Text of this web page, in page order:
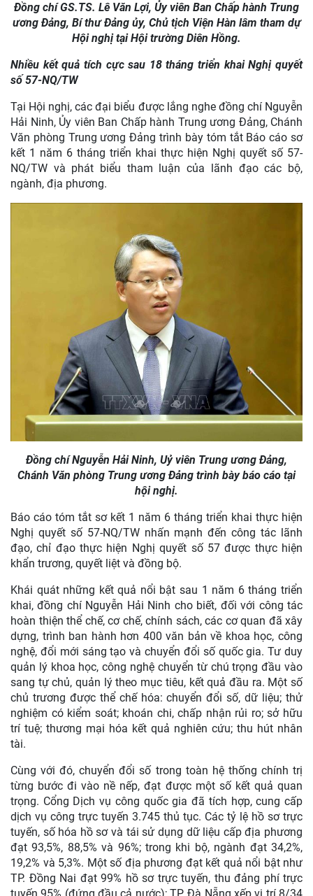
Đồng chí GS.TS. Lê Văn Lợi, Ủy viên Ban Chấp hành Trung
ương Đảng, Bí thư Đảng ủy, Chủ tịch Viện Hàn lâm tham dự
Hội nghị tại Hội trường Diên Hồng.
Nhiều kết quả tích cực sau 18 tháng triển khai Nghị quyết
số 57-NQ/TW
Tại Hội nghị, các đại biểu được lắng nghe đồng chí Nguyễn
Hải Ninh, Ủy viên Ban Chấp hành Trung ương Đảng, Chánh
Văn phòng Trung ương Đảng trình bày tóm tắt Báo cáo sơ
kết 1 năm 6 tháng triển khai thực hiện Nghị quyết số 57-
NQ/TW và phát biểu tham luận của lãnh đạo các bộ,
ngành, địa phương.
Đồng chí Nguyễn Hải Ninh, Uỷ viên Trung ương Đảng,
Chánh Văn phòng Trung ương Đảng trình bày báo cáo tại
hội nghị.
Báo cáo tóm tắt sơ kết 1 năm 6 tháng triển khai thực hiện
Nghị quyết số 57-NQ/TW nhấn mạnh đến công tác lãnh
đạo, chỉ đạo thực hiện Nghị quyết số 57 được thực hiện
khẩn trương, quyết liệt và đồng bộ.
Khái quát những kết quả nổi bật sau 1 năm 6 tháng triển
khai, đồng chí Nguyễn Hải Ninh cho biết, đối với công tác
hoàn thiện thể chế, cơ chế, chính sách, các cơ quan đã xây
dựng, trình ban hành hơn 400 văn bản về khoa học, công
nghệ, đổi mới sáng tạo và chuyển đổi số quốc gia. Tư duy
quản lý khoa học, công nghệ chuyển từ chú trọng đầu vào
sang tự chủ, quản lý theo mục tiêu, kết quả đầu ra. Một số
chủ trương được thể chế hóa: chuyển đổi số, dữ liệu; thử
nghiệm có kiểm soát; khoán chi, chấp nhận rủi ro; sở hữu
trí tuệ; thương mại hóa kết quả nghiên cứu; thu hút nhân
tài.
Cùng với đó, chuyển đổi số trong toàn hệ thống chính trị
từng bước đi vào nề nếp, đạt được một số kết quả quan
trọng. Cổng Dịch vụ công quốc gia đã tích hợp, cung cấp
dịch vụ công trực tuyến 3.745 thủ tục. Các tỷ lệ hồ sơ trực
tuyến, số hóa hồ sơ và tái sử dụng dữ liệu cấp địa phương
đạt 93,5%, 88,5% và 96%; trong khi bộ, ngành đạt 34,2%,
19,2% và 5,3%. Một số địa phương đạt kết quả nổi bật như
TP. Đồng Nai đạt 99% hồ sơ trực tuyến, thu đảng phí trực